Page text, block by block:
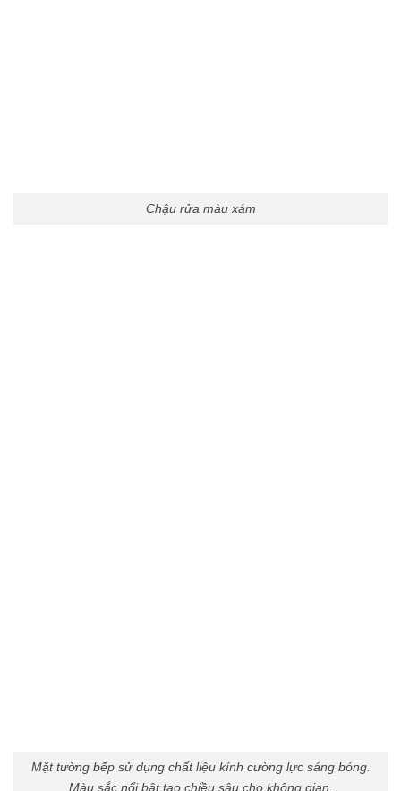
Chậu rửa màu xám
Mặt tường bếp sử dụng chất liệu kính cường lực sáng bóng.
Màu sắc nổi bật tạo chiều sâu cho không gian.